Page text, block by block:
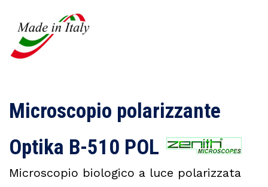
Microscopio polarizzante
Optika B-510 POL
Microscopio biologico a luce polarizzata